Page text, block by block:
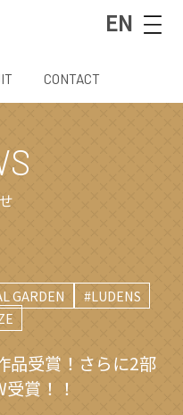
EN
CONTACT
GARDEN
#LUDENS
品受賞！さらに2部
賞！！